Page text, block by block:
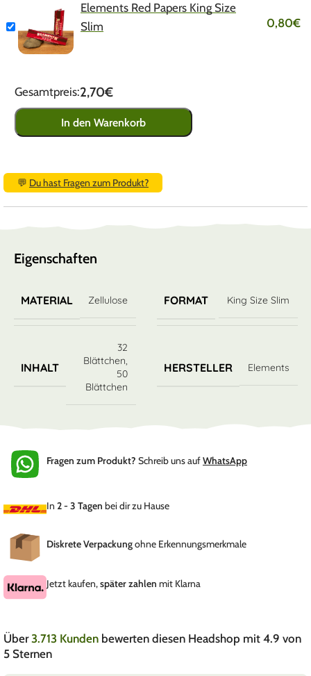
Elements Red Papers King Size
Slim
0,80€
Gesamtpreis:2,70€
In den Warenkorb
💬 Du hast Fragen zum Produkt?
Eigenschaften
MATERIAL Zellulose FORMAT King Size Slim
INHALT
32
Blättchen,
50
Blättchen
HERSTELLER Elements
Fragen zum Produkt? Schreib uns aufWhatsApp
In 2 - 3 Tagen bei dir zu Hause
Diskrete Verpackungohne Erkennungsmerkmale
Jetzt kaufen,später zahlen mit Klarna
Über3.713 Kunden bewerten diesen Headshop mit 4.9 von
5 Sternen